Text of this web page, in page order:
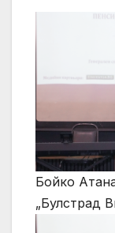
Бойко
„Булстрад